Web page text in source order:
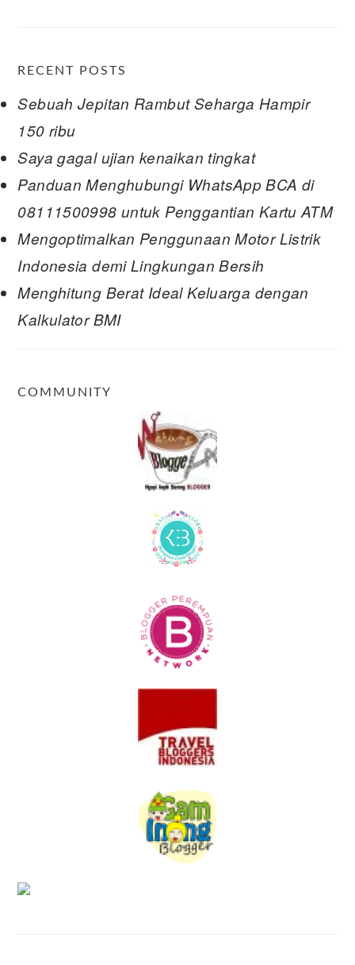
RECENT POSTS
Sebuah Jepitan Rambut Seharga Hampir
150 ribu
Saya gagal ujian kenaikan tingkat
Panduan Menghubungi WhatsApp BCA di
08111500998 untuk Penggantian Kartu ATM
Mengoptimalkan Penggunaan Motor Listrik
Indonesia demi Lingkungan Bersih
Menghitung Berat Ideal Keluarga dengan
Kalkulator BMI
COMMUNITY